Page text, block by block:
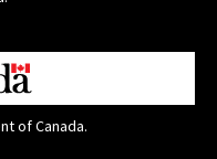
of Canada.